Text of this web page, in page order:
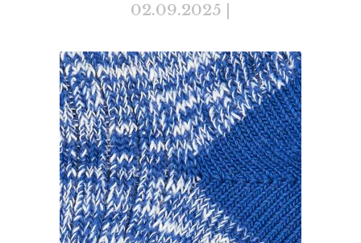
02.09.2025